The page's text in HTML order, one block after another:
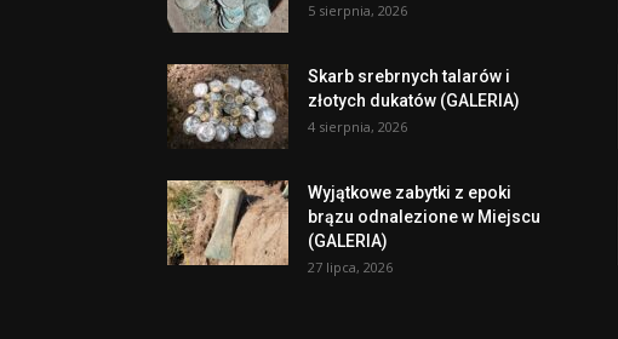
5 sierpnia, 2026
Skarb srebrnych talarów i
złotych dukatów (GALERIA)
4 sierpnia, 2026
Wyjątkowe zabytki z epoki
brązu odnalezione w Miejscu
(GALERIA)
27 lipca, 2026